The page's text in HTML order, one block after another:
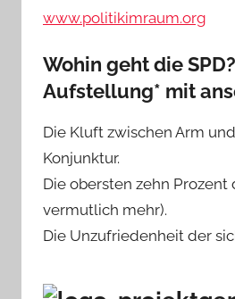
www.politikimraum.org
Wohin geht die SPD?
Aufstellung* mit
Die Kluft zwischen Arm
Konjunktur.
Die obersten zehn Prozent
vermutlich mehr).
Die Unzufriedenheit der